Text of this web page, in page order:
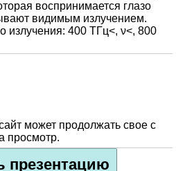
воспринимается глазо
видимым излучением.
излучения: 400 ТГц<, ν<, 800
может продолжать свое с
просмотр.
презентацию